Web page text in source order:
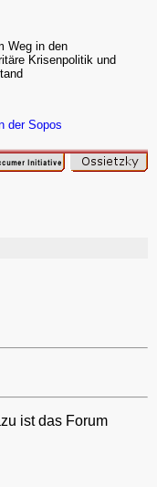
Weg in den
Krisenpolitik und
der Sopos
ist das Forum